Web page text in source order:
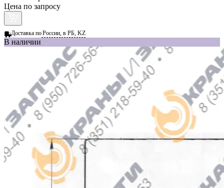
Цена по запросу
Доставка поРоссии, в РБ, KZ
В наличии